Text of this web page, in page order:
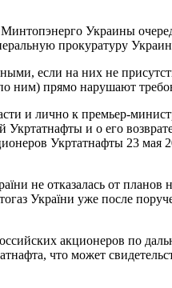
Украины
прокуратуру
если на них не
ним) прямо нарушают
и лично к премьер-
и о его
Укртатнафты 23 мая
не отказалась от планов
України уже после
акционеров по
что может